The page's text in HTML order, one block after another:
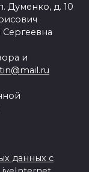
Думенко, д. 10
и
данных с